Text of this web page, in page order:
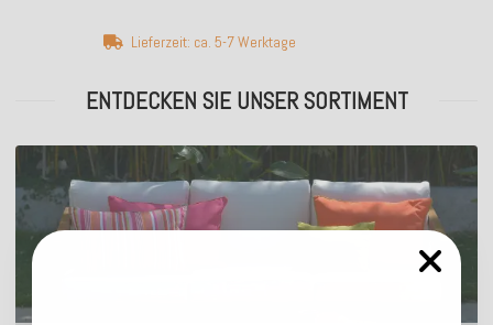
Lieferzeit: ca. 5-7 Werktage
ENTDECKEN SIE UNSER SORTIMENT